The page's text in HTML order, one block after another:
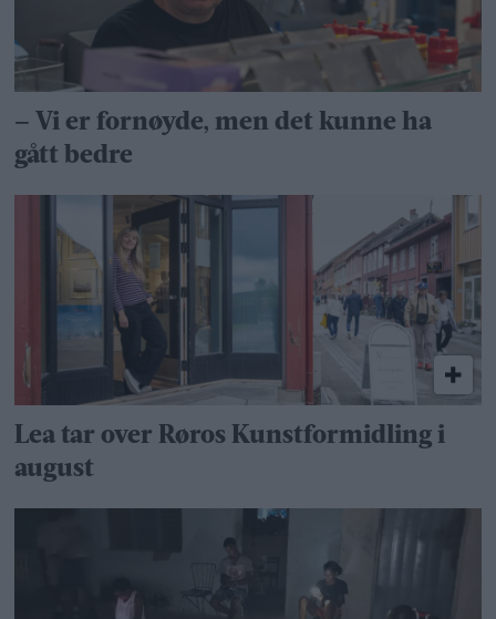
– Vi er fornøyde, men det kunne ha
gått bedre
Lea tar over Røros Kunstformidling i
august